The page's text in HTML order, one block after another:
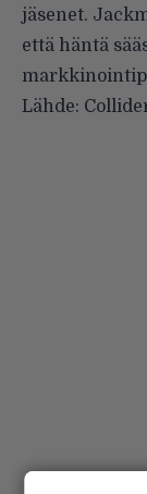
jäsenet.
että häntä
Lähde: